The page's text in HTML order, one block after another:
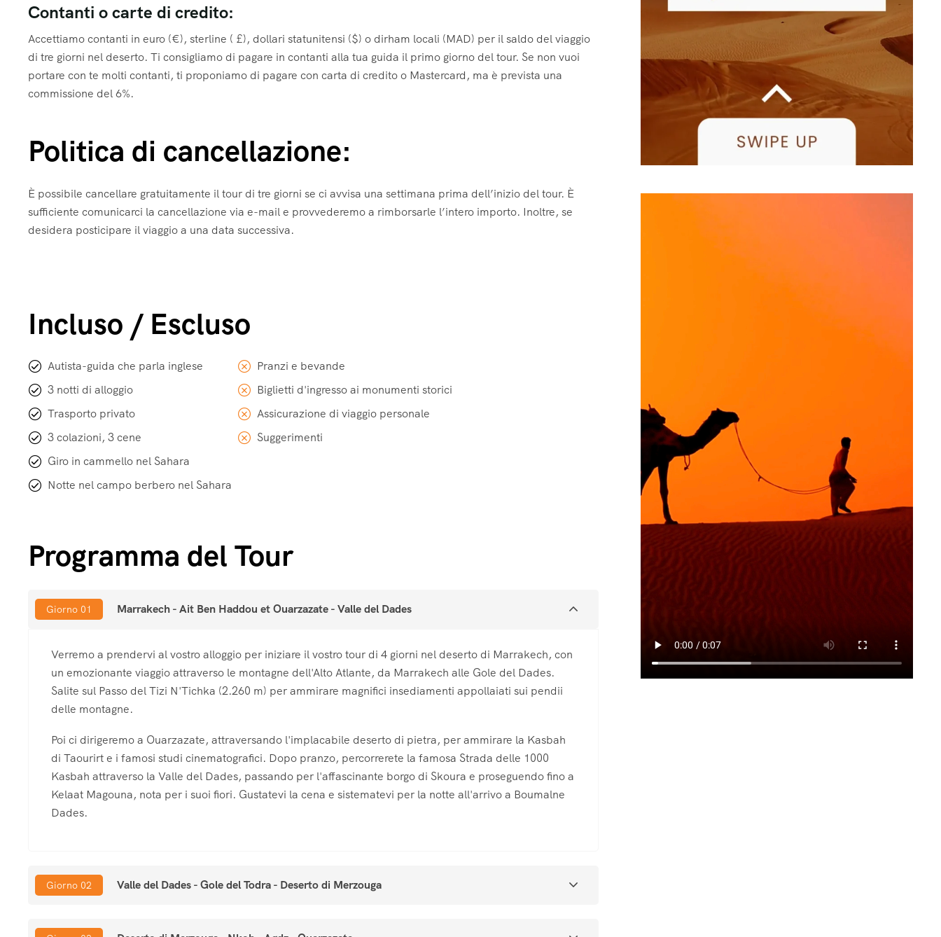
Contanti o carte di credito:
Accettiamo contanti in euro (€), sterline ( £), dollari statunitensi ($) o dirham locali (MAD) per il saldo del viaggio
di tre giorni nel deserto. Ti consigliamo di pagare in contanti alla tua guida il primo giorno del tour. Se non vuoi
portare con te molti contanti, ti proponiamo di pagare con carta di credito o Mastercard, ma è prevista una
commissione del 6%.
Politica di cancellazione:
È possibile cancellare gratuitamente il tour di tre giorni se ci avvisa una settimana prima dell’inizio del tour. È
sufficiente comunicarci la cancellazione via e-mail e provvederemo a rimborsarle l’intero importo. Inoltre, se
desidera posticipare il viaggio a una data successiva.
Incluso / Escluso
Autista-guida che parla inglese
3 notti di alloggio
Trasporto privato
3 colazioni, 3 cene
Giro in cammello nel Sahara
Notte nel campo berbero nel Sahara
Pranzi e bevande
Biglietti d'ingresso ai monumenti storici
Assicurazione di viaggio personale
Suggerimenti
Programma del Tour
Giorno 01 Marrakech - Ait Ben Haddou et Ouarzazate - Valle del Dades
Verremo a prendervi al vostro alloggio per iniziare il vostro tour di 4 giorni nel deserto di Marrakech, con
un emozionante viaggio attraverso le montagne dell'Alto Atlante, da Marrakech alle Gole del Dades.
Salite sul Passo del Tizi N'Tichka (2.260 m) per ammirare magnifici insediamenti appollaiati sui pendii
delle montagne.
Poi ci dirigeremo a Ouarzazate, attraversando l'implacabile deserto di pietra, per ammirare la Kasbah
di Taourirt e i famosi studi cinematografici. Dopo pranzo, percorrerete la famosa Strada delle 1000
Kasbah attraverso la Valle del Dades, passando per l'affascinante borgo di Skoura e proseguendo fino a
Kelaat Magouna, nota per i suoi fiori. Gustatevi la cena e sistematevi per la notte all'arrivo a Boumalne
Dades.
Giorno 02 Valle del Dades - Gole del Todra - Deserto di Merzouga